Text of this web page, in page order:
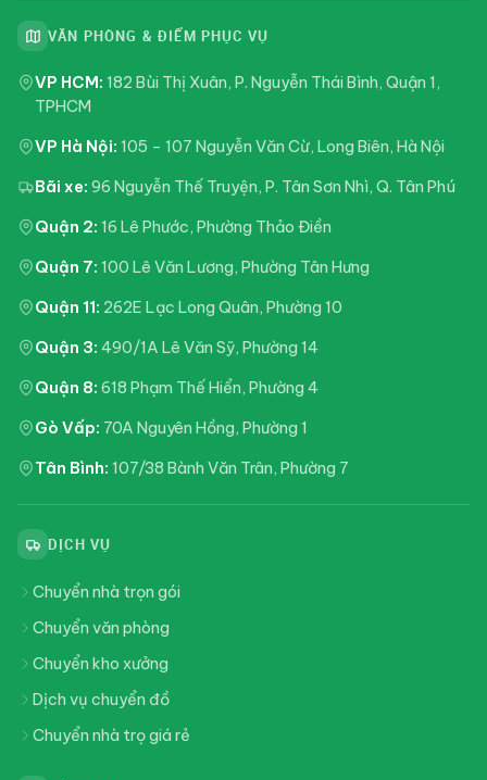
VĂN PHÒNG & ĐIỂM PHỤC VỤ
VP HCM: 182 Bùi Thị Xuân, P. Nguyễn Thái Bình, Quận 1,
TPHCM
VP Hà Nội: 105 – 107 Nguyễn Văn Cừ, Long Biên, Hà Nội
Bãi xe: 96 Nguyễn Thế Truyện, P. Tân Sơn Nhì, Q. Tân Phú
Quận 2: 16 Lê Phước, Phường Thảo Điền
Quận 7: 100 Lê Văn Lương, Phường Tân Hưng
Quận 11: 262E Lạc Long Quân, Phường 10
Quận 3: 490/1A Lê Văn Sỹ, Phường 14
Quận 8: 618 Phạm Thế Hiển, Phường 4
Gò Vấp: 70A Nguyên Hồng, Phường 1
Tân Bình: 107/38 Bành Văn Trân, Phường 7
DỊCH VỤ
Chuyển nhà trọn gói
Chuyển văn phòng
Chuyển kho xưởng
Dịch vụ chuyển đồ
Chuyển nhà trọ giá rẻ